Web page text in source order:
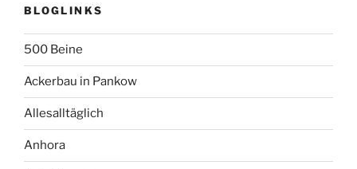
BLOGLINKS
500 Beine
Ackerbau in Pankow
Allesalltäglich
Anhora